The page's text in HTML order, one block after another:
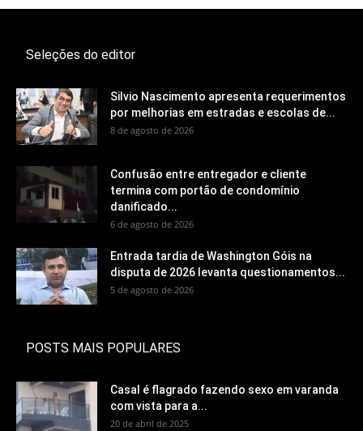
Seleções do editor
Silvio Nascimento apresenta requerimentos
por melhorias em estradas e escolas de...
8 de agosto de 2026
Confusão entre entregador e cliente
termina com portão de condomínio
danificado...
6 de agosto de 2026
Entrada tardia de Washington Góis na
disputa de 2026 levanta questionamentos...
5 de agosto de 2026
POSTS MAIS POPULARES
Casal é flagrado fazendo sexo em varanda
com vista para a...
20 de abril de 2025